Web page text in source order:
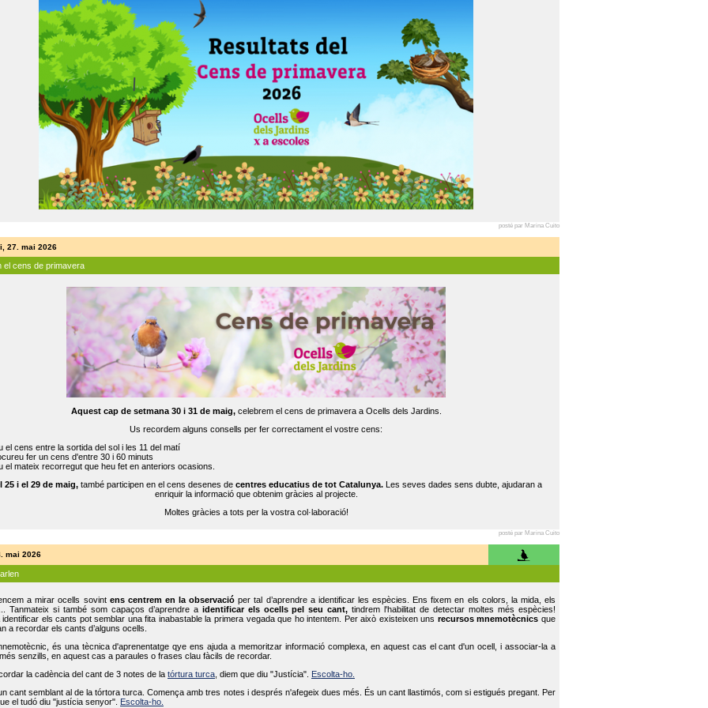
posté par Marina Cuito
27. mai 2026
el cens de primavera
Aquest cap de setmana 30 i 31 de maig,celebrem el cens de primavera a Ocells dels Jardins.
Us recordem alguns consells per fer correctament el vostre cens:
el cens entre la sortida del sol i les 11 del matí
fer un cens d'entre 30 i 60 minuts
el mateix recorregut que heu fet en anteriors ocasions.
25 i el 29 de maig,també participen en el cens desenes de centres educatius de tot Catalunya.Les seves dades sens dubte, ajudaran a
enriquir la informació que obtenim gràcies al projecte.
Moltes gràcies a tots per la vostra col·laboració!
posté par Marina Cuito
mai 2026
a mirar ocells sovint ens centrem en la observació per tal d’aprendre a identificar les espècies. Ens fixem en els colors, la mida, els
Tanmateix si també som capaços d’aprendre a identificar els ocells pel seu cant, tindrem l'habilitat de detectar moltes més espècies!
els cants pot semblar una fita inabastable la primera vegada que ho intentem. Per això existeixen uns recursos mnemotècnics que
a recordar els cants d’alguns ocells.
és una tècnica d'aprenentatge qye ens ajuda a memoritzar informació complexa, en aquest cas el cant d'un ocell, i associar-la a
senzills, en aquest cas a paraules o frases clau fàcils de recordar.
la cadència del cant de 3 notes de la tórtura turca , diem que diu "Justícia".
Escolta-ho.
cant semblant al de la tórtora turca. Comença amb tres notes i després n'afegeix dues més. És un cant llastimós, com si estigués pregant. Per
el tudó diu "justícia senyor".
Escolta-ho.